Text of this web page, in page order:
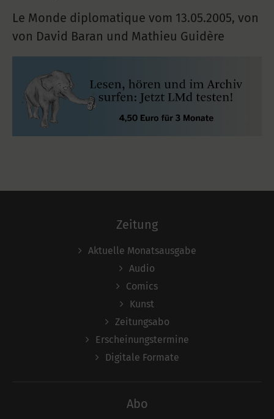
Le Monde diplomatique vom 13.05.2005, von
von David Baran und Mathieu Guidère
Zeitung
Aktuelle Monatsausgabe
Audio
Comics
Kunst
Zeitungsabo
Erscheinungstermine
Digitale Formate
Abo